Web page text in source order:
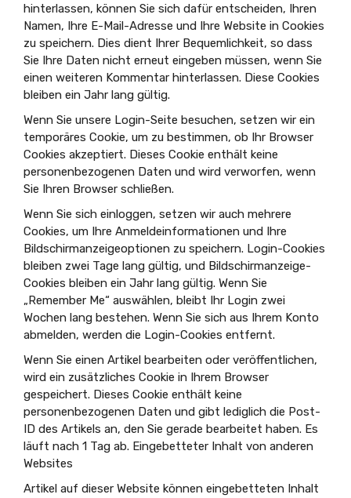
hinterlassen, können Sie sich dafür entscheiden, Ihren
Namen, Ihre E-Mail-Adresse und Ihre Website in Cookies
zu speichern. Dies dient Ihrer Bequemlichkeit, so dass
Sie Ihre Daten nicht erneut eingeben müssen, wenn Sie
einen weiteren Kommentar hinterlassen. Diese Cookies
bleiben ein Jahr lang gültig.
Wenn Sie unsere Login-Seite besuchen, setzen wir ein
temporäres Cookie, um zu bestimmen, ob Ihr Browser
Cookies akzeptiert. Dieses Cookie enthält keine
personenbezogenen Daten und wird verworfen, wenn
Sie Ihren Browser schließen.
Wenn Sie sich einloggen, setzen wir auch mehrere
Cookies, um Ihre Anmeldeinformationen und Ihre
Bildschirmanzeigeoptionen zu speichern. Login-Cookies
bleiben zwei Tage lang gültig, und Bildschirmanzeige-
Cookies bleiben ein Jahr lang gültig. Wenn Sie
„Remember Me“ auswählen, bleibt Ihr Login zwei
Wochen lang bestehen. Wenn Sie sich aus Ihrem Konto
abmelden, werden die Login-Cookies entfernt.
Wenn Sie einen Artikel bearbeiten oder veröffentlichen,
wird ein zusätzliches Cookie in Ihrem Browser
gespeichert. Dieses Cookie enthält keine
personenbezogenen Daten und gibt lediglich die Post-
ID des Artikels an, den Sie gerade bearbeitet haben. Es
läuft nach 1 Tag ab. Eingebetteter Inhalt von anderen
Websites
Artikel auf dieser Website können eingebetteten Inhalt